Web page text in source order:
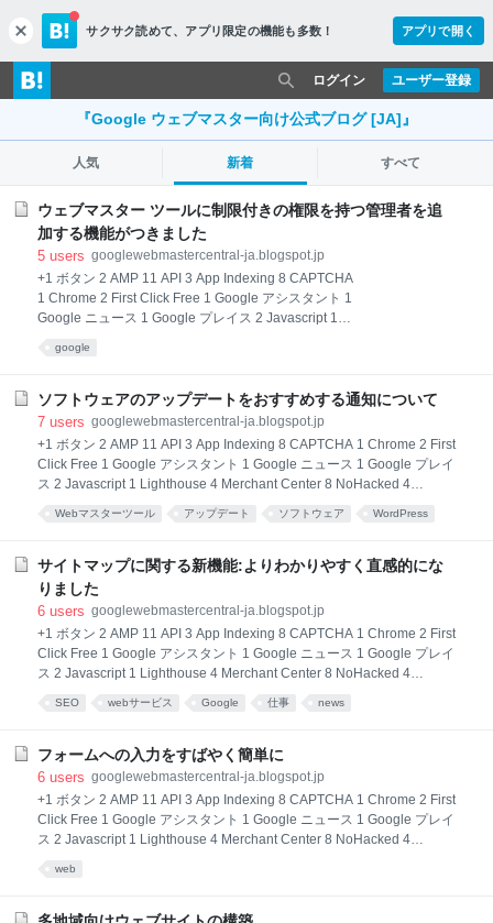
c
l
o
s
サクサク読めて、 アプリ限定の機能も多数！ アプリで開く
ユーザー登録
ログイン
『Google ウェブマスター向け公式ブログ [JA]』
人気 新着 すべて
ウェブマスター ツールに制限付きの権限を持つ管理者を追
加する機能がつきました
5 users googlewebmastercentral-ja.blogspot.jp
+1 ボタン 2 AMP 11 API 3 App Indexing 8 CAPTCHA
1 Chrome 2 First Click Free 1 Google アシスタント 1
Google ニュース 1 Google プレイス 2 Javascript 1
PageSpeed Insights 1 reCAPTCHA v3 1 Search
イドライン 57 ウェブマスタークイズ 2 ウェブマスタ
ーツール 83 ウェブマスターフォーラム 10 オートコン
プリート 1 お知らせ 69 クロールとインデックス 75 サ
イトクリニック 4 サイトマップ 15 しごと検索 1 スマ
ートフォン 11 セーフブラウジング 5 セキュリティ 1
google
ソフトウェアのアップデートをおすすめする通知について
7 users googlewebmastercentral-ja.blogspot.jp
+1 ボタン 2 AMP 11 API 3 App Indexing 8 CAPTCHA 1 Chrome 2 First
Click Free 1 Google アシスタント 1 Google ニュース 1 Google プレイ
ス 2 Javascript 1 Lighthouse 4 Merchant Center 8 NoHacked 4
PageSpeed Insights 1 reCAPTCHA v3 1 Search Console 101 speed 1
イベント 25 ウェブマスターガイドライン 57 ウェブマスタークイズ 2 ウ
ト 1 お知らせ 69 クロールとインデックス 75 サイトクリニック 4 サイト
マップ 15 しごと検索 1 スマートフォン 11 セーフブラウジング 5 セキュ
リティ 1
Webマスターツール アップデート ソフトウェア WordPress
サイトマップに関する新機能:よりわかりやすく直感的にな
りました
6 users googlewebmastercentral-ja.blogspot.jp
+1 ボタン 2 AMP 11 API 3 App Indexing 8 CAPTCHA 1 Chrome 2 First
Click Free 1 Google アシスタント 1 Google ニュース 1 Google プレイ
ス 2 Javascript 1 Lighthouse 4 Merchant Center 8 NoHacked 4
PageSpeed Insights 1 reCAPTCHA v3 1 Search Console 101 speed 1
イベント 25 ウェブマスターガイドライン 57 ウェブマスタークイズ 2 ウ
ト 1 お知らせ 69 クロールとインデックス 75 サイトクリニック 4 サイト
マップ 15 しごと検索 1 スマートフォン 11 セーフブラウジング 5 セキュ
リティ 1
SEO webサービス Google 仕事 news
フォームへの入力をすばやく簡単に
6 users googlewebmastercentral-ja.blogspot.jp
+1 ボタン 2 AMP 11 API 3 App Indexing 8 CAPTCHA 1 Chrome 2 First
Click Free 1 Google アシスタント 1 Google ニュース 1 Google プレイ
ス 2 Javascript 1 Lighthouse 4 Merchant Center 8 NoHacked 4
ト 1 お知らせ 69 クロールとインデックス 75 サイトクリニック 4 サイト
web